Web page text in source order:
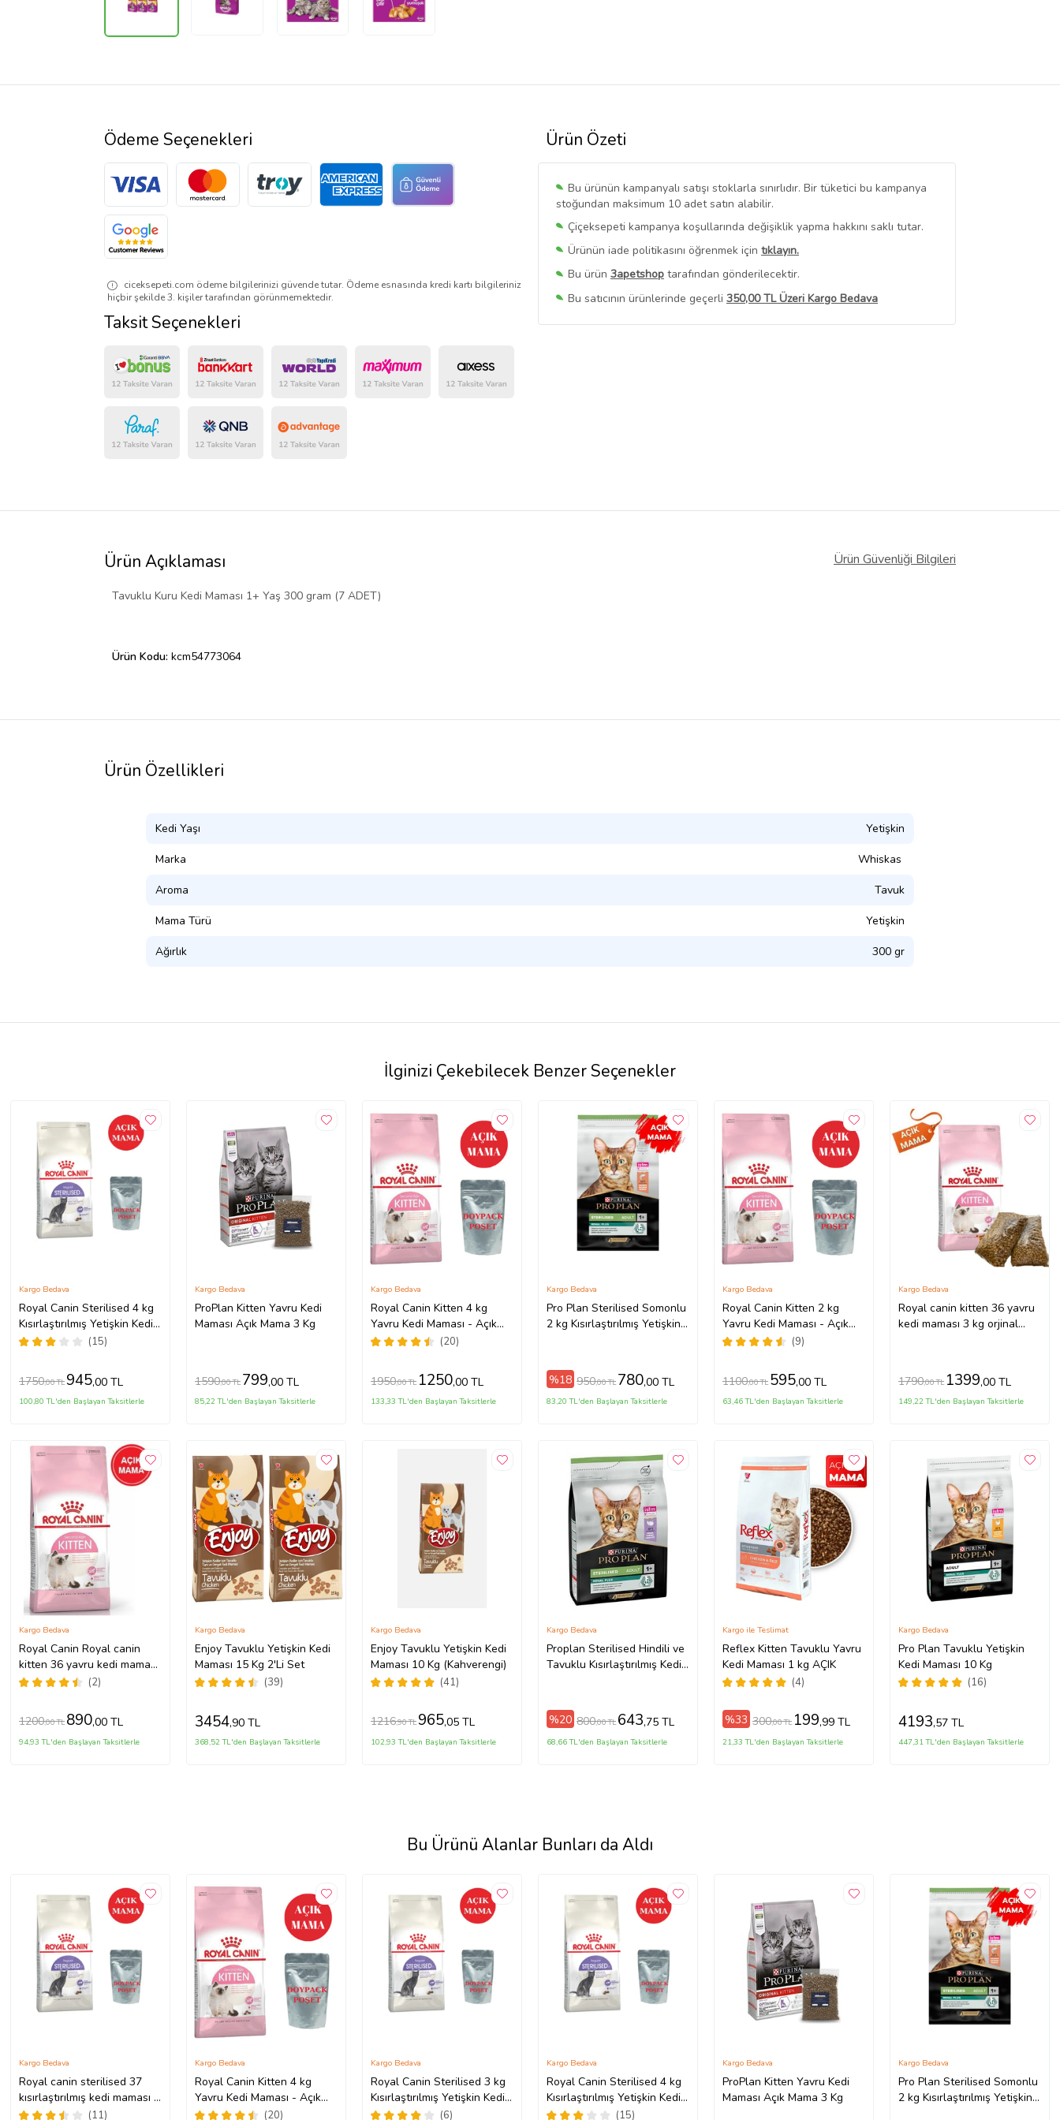
Ürün Özeti
Bu ürünün kampanyalı satışı stoklarla sınırlıdır. Bir tüketici bu kampanya
stoğundan maksimum 10 adet satın alabilir.
Çiçeksepeti kampanya koşullarında değişiklik yapma hakkını saklı tutar.
Ürünün iade politikasını öğrenmek için tıklayın.
Bu ürün 3apetshop tarafından gönderilecektir.
Bu satıcının ürünlerinde geçerli 350,00 TL Üzeri Kargo Bedava
Bu SatıcınınTüm Ürünlerini Görüntüle
Ödeme Seçenekleri
ciceksepeti.com ödeme bilgilerinizi güvende tutar. Ödeme esnasında kredi kartı bilgileriniz
hiçbir şekilde 3. kişiler tarafından görünmemektedir.
Taksit Seçenekleri
Ürün Açıklaması Ürün Güvenliği Bilgileri
Tavuklu Kuru Kedi Maması 1+ Yaş 300 gram (7 ADET)
Ürün Kodu: kcm54773064
Ürün Özellikleri
Kedi Yaşı Yetişkin
Marka Whiskas
Aroma Tavuk
Mama Türü Yetişkin
Ağırlık 300 gr
İlginizi Çekebilecek Benzer Seçenekler
Royal Canin Sterilised 4 kg
Kısırlaştırılmış Yetişkin Kedi
Maması - Açık Paket
(15)
Kargo Bedava
1750,00 TL 945,00 TL
100,80 TL'den Başlayan Taksitlerle
ProPlan Kitten Yavru Kedi
Maması Açık Mama 3 Kg
Kargo Bedava
1590,00 TL 799,00 TL
85,22 TL'den Başlayan Taksitlerle
Royal Canin Kitten 4 kg
Yavru Kedi Maması - Açık
Paket
(20)
Kargo Bedava
1950,00 TL 1250,00 TL
133,33 TL'den Başlayan Taksitlerle
Pro Plan Sterilised Somonlu
2 kg Kısırlaştırılmış Yetişkin
Kargo Bedava
%18 950,00 TL 780,00 TL
83,20 TL'den Başlayan Taksitlerle
Royal Canin Kitten 2 kg
Yavru Kedi Maması - Açık
Paket
(9)
Kargo Bedava
1100,00 TL 595,00 TL
63,46 TL'den Başlayan Taksitlerle
Royal canin kitten 36 yavru
kedi maması 3 kg orjinal
Kargo Bedava
1790,00 TL 1399,00 TL
149,22 TL'den Başlayan Taksitlerle
Royal Canin Royal canin
kitten 36 yavru kedi maması
2 kg orjınal cuvaldan bölme
(2)
Kargo Bedava
1200,00 TL 890,00 TL
94,93 TL'den Başlayan Taksitlerle
Enjoy Tavuklu Yetişkin Kedi
Maması 15 Kg 2'Li Set
(39)
Kargo Bedava
3454,90 TL
368,52 TL'den Başlayan Taksitlerle
Enjoy Tavuklu Yetişkin Kedi
Maması 10 Kg (Kahverengi)
(41)
Kargo Bedava
1216,90 TL 965,05 TL
102,93 TL'den Başlayan Taksitlerle
Proplan Sterilised Hindili ve
Tavuklu Kısırlaştırılmış Kedi
Kargo Bedava
%20 800,00 TL 643,75 TL
68,66 TL'den Başlayan Taksitlerle
Reflex Kitten Tavuklu Yavru
Kedi Maması 1 kg AÇIK
(4)
Kargo ile Teslimat
%33 300,00 TL 199,99 TL
21,33 TL'den Başlayan Taksitlerle
Pro Plan Tavuklu Yetişkin
Kedi Maması 10 Kg
(16)
Kargo Bedava
4193,57 TL
447,31 TL'den Başlayan Taksitlerle
Bu Ürünü Alanlar Bunları da Aldı
Royal canin sterilised 37
kısırlaştırılmış kedi maması 5
kg açık mama (11)
Kargo Bedava
Royal Canin Kitten 4 kg
Yavru Kedi Maması - Açık
Paket
(20)
Kargo Bedava
Royal Canin Sterilised 3 kg
Kısırlaştırılmış Yetişkin Kedi
Maması - Açık Paket
(6)
Kargo Bedava
Royal Canin Sterilised 4 kg
Kısırlaştırılmış Yetişkin Kedi
Maması - Açık Paket
(15)
Kargo Bedava
ProPlan Kitten Yavru Kedi
Maması Açık Mama 3 Kg
Kargo Bedava
Pro Plan Sterilised Somonlu
2 kg Kısırlaştırılmış Yetişkin
Kargo Bedava